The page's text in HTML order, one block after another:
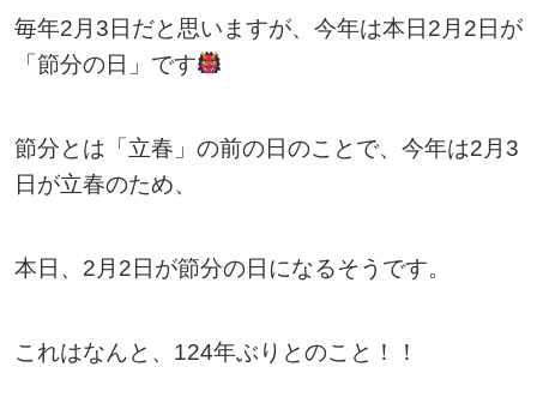
毎年2月3日だと思いますが、今年は本日2月2日が
「節分の日」です
節分とは「立春」の前の日のことで、今年は2月3
日が立春のため、
本日、2月2日が節分の日になるそうです。
これはなんと、124年ぶりとのこと！！